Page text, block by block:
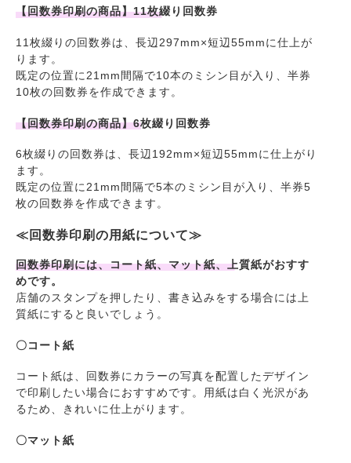
【回数券印刷の商品】11枚綴り回数券
11枚綴りの回数券は、長辺297mm×短辺55mmに仕上が
ります。
既定の位置に21mm間隔で10本のミシン目が入り、半券
10枚の回数券を作成できます。
【回数券印刷の商品】6枚綴り回数券
6枚綴りの回数券は、長辺192mm×短辺55mmに仕上がり
ます。
既定の位置に21mm間隔で5本のミシン目が入り、半券5
枚の回数券を作成できます。
≪回数券印刷の用紙について≫
回数券印刷には、コート紙、マット紙、上質紙がおすす
めです。
店舗のスタンプを押したり、書き込みをする場合には上
質紙にすると良いでしょう。
〇コート紙
コート紙は、回数券にカラーの写真を配置したデザイン
で印刷したい場合におすすめです。用紙は白く光沢があ
るため、きれいに仕上がります。
〇マット紙